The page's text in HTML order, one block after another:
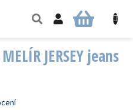
NÁKUPNÍ
JERSEY jeans